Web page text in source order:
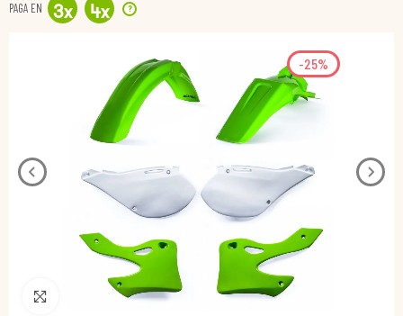
PAGA EN 3x 4x ?
-25%
Pincha para agrandar